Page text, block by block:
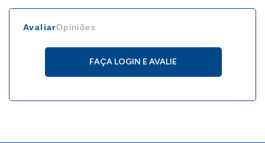
AvaliarOpiniões
FAÇA LOGIN E AVALIE